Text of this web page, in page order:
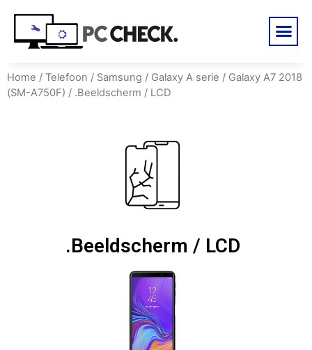
Home / Telefoon / Samsung / Galaxy A serie / Galaxy A7 2018
(SM-A750F) / .Beeldscherm / LCD
.Beeldscherm / LCD